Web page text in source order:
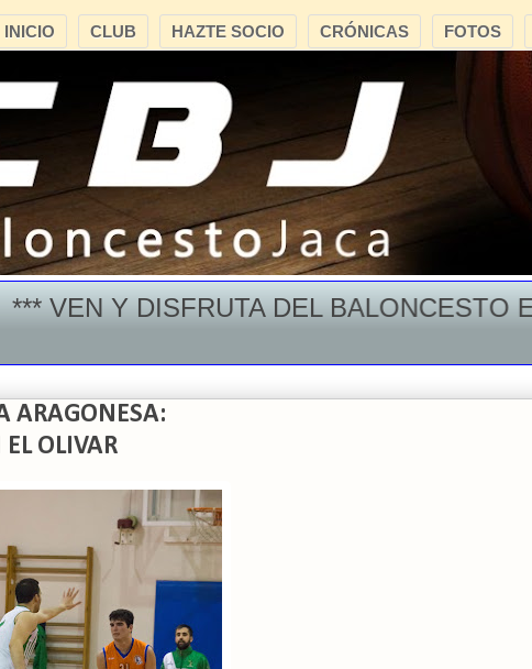
FOTOS
CRÓNICAS
HAZTE SOCIO
CLUB
INICIO
Y DISFRUTA DEL BALONCESTO EN EL
ARAGONESA:
OLIVAR